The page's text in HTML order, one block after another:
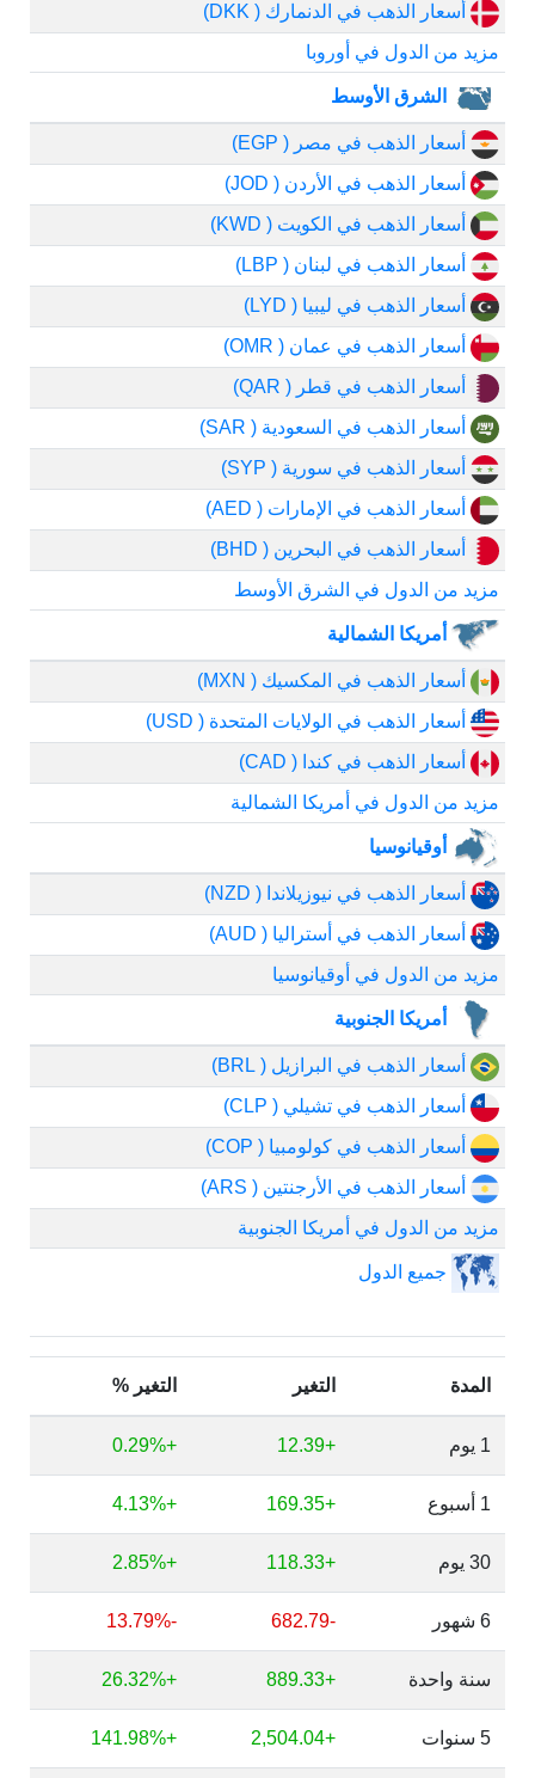
أسعار الذهب في الدنمارك ( DKK)
مزيد من الدول في أوروبا
الشرق الأوسط
أسعار الذهب في مصر ( EGP)
أسعار الذهب في الأردن ( JOD)
أسعار الذهب في الكويت ( KWD)
أسعار الذهب في لبنان ( LBP)
أسعار الذهب في ليبيا ( LYD)
أسعار الذهب في عمان ( OMR)
أسعار الذهب في قطر ( QAR)
أسعار الذهب في السعودية ( SAR)
أسعار الذهب في سورية ( SYP)
أسعار الذهب في الإمارات ( AED)
أسعار الذهب في البحرين ( BHD)
مزيد من الدول في الشرق الأوسط
أمريكا الشمالية
أسعار الذهب في المكسيك ( MXN)
أسعار الذهب في الولايات المتحدة ( USD)
أسعار الذهب في كندا ( CAD)
مزيد من الدول في أمريكا الشمالية
أوقيانوسيا
أسعار الذهب في نيوزيلاندا ( NZD)
أسعار الذهب في أستراليا ( AUD)
مزيد من الدول في أوقيانوسيا
أمريكا الجنوبية
أسعار الذهب في البرازيل ( BRL)
أسعار الذهب في تشيلي ( CLP)
أسعار الذهب في كولومبيا ( COP)
أسعار الذهب في الأرجنتين ( ARS)
مزيد من الدول في أمريكا الجنوبية
جميع الدول
المدة التغير التغير %
1 يوم +12.39
+0.29%
1 أسبوع +169.35
+4.13%
30 يوم +118.33
+2.85%
6 شهور -682.79
-13.79%
سنة واحدة +889.33
+26.32%
5 سنوات +2,504.04
+141.98%